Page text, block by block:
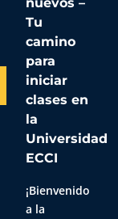
Tu
camino
para
iniciar
clases en
la
Universidad
ECCI
¡Bienvenido
a la